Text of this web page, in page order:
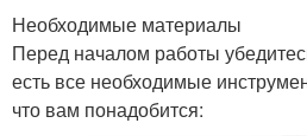
Необходимые материалы
Перед началом работы
есть все необходимые
что вам понадобится: